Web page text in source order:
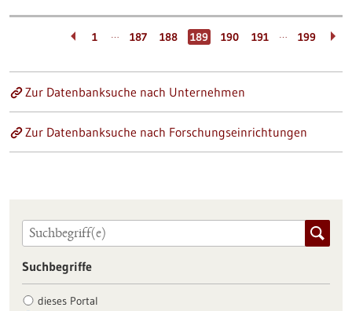
1 … 187 188 189 190 191 … 199
Zur Datenbanksuche nach Unternehmen
Zur Datenbanksuche nach Forschungseinrichtungen
Suchbegriffe
dieses Portal